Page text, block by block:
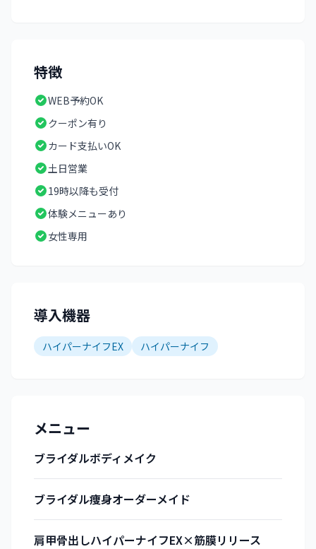
特徴
WEB予約OK
クーポン有り
カード支払いOK
土日営業
19時以降も受付
体験メニューあり
女性専用
導入機器
ハイパーナイフEX ハイパーナイフ
メニュー
ブライダルボディメイク
ブライダル痩身オーダーメイド
肩甲骨出しハイパーナイフEX×筋膜リリース